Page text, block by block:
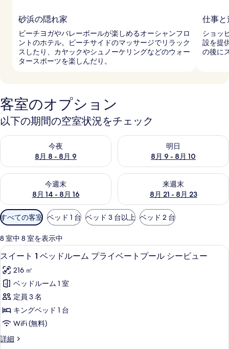
砂浜の隠れ家
ビーチヨガやバレーボールが楽しめるオーシャンフロ
ントのホテル。ビーチサイドのマッサージでリラック
スしたり、カヤックやシュノーケリングなどのウォー
タースポーツを楽しんだり。
仕事と
ショッ
設を提
の後に
客室のオプション
以下の期間の空室状況をチェック
今夜
8月 8 - 8月 9
今夜 8月 8 - 8月 9 の空室状況をチェック
明日
8月 9 - 8月 10
明日 8月 9 - 8月 10 の空室状
今週末
8月 14 - 8月 16
今週末 8月 14 - 8月 16 の空室状況をチェック
来週末
8月 21 - 8月 23
来週末 8月 21 - 8月 23 の空室
利
用
可
能
な
客
室
の
り
込
み
すべての客室 ベッド 1 台 ベッド 3 台以上 ベッド 2 台
8 室中 8 室を表示中
ス
イ
ー
ト
1
ベ
ッ
ド
15
スイート 1 ベッドルーム プライベートプール シービュー
216 ㎡
ベッドルーム 1 室
定員 3 名
キングベッド 1 台
WiFi (無料)
詳細
ス